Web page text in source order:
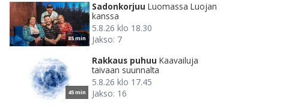
85 min
Sadonkorjuu Luomassa Luojan
kanssa
5.8.26 klo 18.30
Jakso: 7
45 min
Rakkaus puhuu Kaavailuja
taivaan suunnalta
5.8.26 klo 17.45
Jakso: 16